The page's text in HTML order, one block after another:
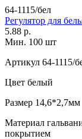
64-1115/бел
Регулятор для
5.88 р.
Мин. 100 шт
Артикул 64-1115/
Цвет белый
Размер 14,6*2,7мм
Материал
покрытием